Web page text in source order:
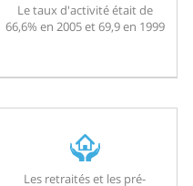
Le taux d'activité était de
66,6% en 2005 et 69,9 en 1999
Les retraités et les pré-